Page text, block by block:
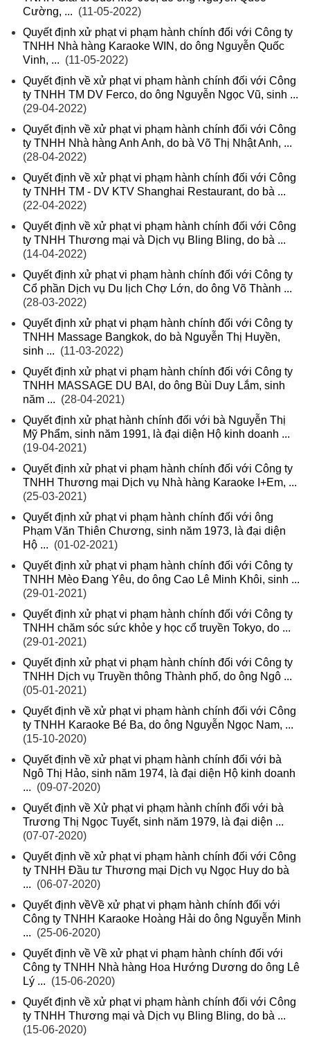
Cường, ... (11-05-2022)
Quyết định xử phạt vi phạm hành chính đối với Công ty
TNHH Nhà hàng Karaoke WIN, do ông Nguyễn Quốc
Vinh, ... (11-05-2022)
Quyết định về xử phạt vi phạm hành chính đối với Công
ty TNHH TM DV Ferco, do ông Nguyễn Ngọc Vũ, sinh ...
(29-04-2022)
Quyết định về xử phạt vi phạm hành chính đối với Công
ty TNHH Nhà hàng Anh Anh, do bà Võ Thị Nhật Anh, ...
(28-04-2022)
Quyết định về xử phạt vi phạm hành chính đối với Công
ty TNHH TM - DV KTV Shanghai Restaurant, do bà ...
(22-04-2022)
Quyết định về xử phạt vi phạm hành chính đối với Công
ty TNHH Thương mại và Dịch vụ Bling Bling, do bà ...
(14-04-2022)
Quyết định xử phạt vi phạm hành chính đối với Công ty
Cổ phần Dịch vụ Du lịch Chợ Lớn, do ông Võ Thành ...
(28-03-2022)
Quyết định xử phạt vi phạm hành chính đối với Công ty
TNHH Massage Bangkok, do bà Nguyễn Thị Huyền,
sinh ... (11-03-2022)
Quyết định xử phạt vi phạm hành chính đối với Công ty
TNHH MASSAGE DU BAI, do ông Bùi Duy Lắm, sinh
năm ... (28-04-2021)
Quyết định xử phạt hành chính đối với bà Nguyễn Thị
Mỹ Phẩm, sinh năm 1991, là đại diện Hộ kinh doanh ...
(19-04-2021)
Quyết định xử phạt vi phạm hành chính đối với Công ty
TNHH Thương mại Dịch vụ Nhà hàng Karaoke I+Em, ...
(25-03-2021)
Quyết định xử phạt vi phạm hành chính đối với ông
Phạm Văn Thiên Chương, sinh năm 1973, là đại diện
Hộ ... (01-02-2021)
Quyết định xử phạt vi phạm hành chính đối với Công ty
TNHH Mèo Đang Yêu, do ông Cao Lê Minh Khôi, sinh ...
(29-01-2021)
Quyết định xử phạt vi phạm hành chính đối với Công ty
TNHH chăm sóc sức khỏe y học cổ truyền Tokyo, do ...
(29-01-2021)
Quyết định xử phạt vi phạm hành chính đối với Công ty
TNHH Dịch vụ Truyền thông Thành phố, do ông Ngô ...
(05-01-2021)
Quyết định về xử phạt vi phạm hành chính đối với Công
ty TNHH Karaoke Bé Ba, do ông Nguyễn Ngọc Nam, ...
(15-10-2020)
Quyết định về xử phạt vi phạm hành chính đối với bà
Ngô Thị Hảo, sinh năm 1974, là đại diện Hộ kinh doanh
... (09-07-2020)
Quyết định về Xử phạt vi phạm hành chính đối với bà
Trương Thị Ngọc Tuyết, sinh năm 1979, là đại diện ...
(07-07-2020)
Quyết định về xử phạt vi phạm hành chính đối với Công
ty TNHH Đầu tư Thương mại Dịch vụ Ngọc Huy do bà
... (06-07-2020)
Quyết định vềVề xử phạt vi phạm hành chính đối với
Công ty TNHH Karaoke Hoàng Hải do ông Nguyễn Minh
... (25-06-2020)
Quyết định về Về xử phạt vi phạm hành chính đối với
Công ty TNHH Nhà hàng Hoa Hướng Dương do ông Lê
Lý ... (15-06-2020)
Quyết định về xử phạt vi phạm hành chính đối với Công
ty TNHH Thương mại và Dịch vụ Bling Bling, do bà ...
(15-06-2020)